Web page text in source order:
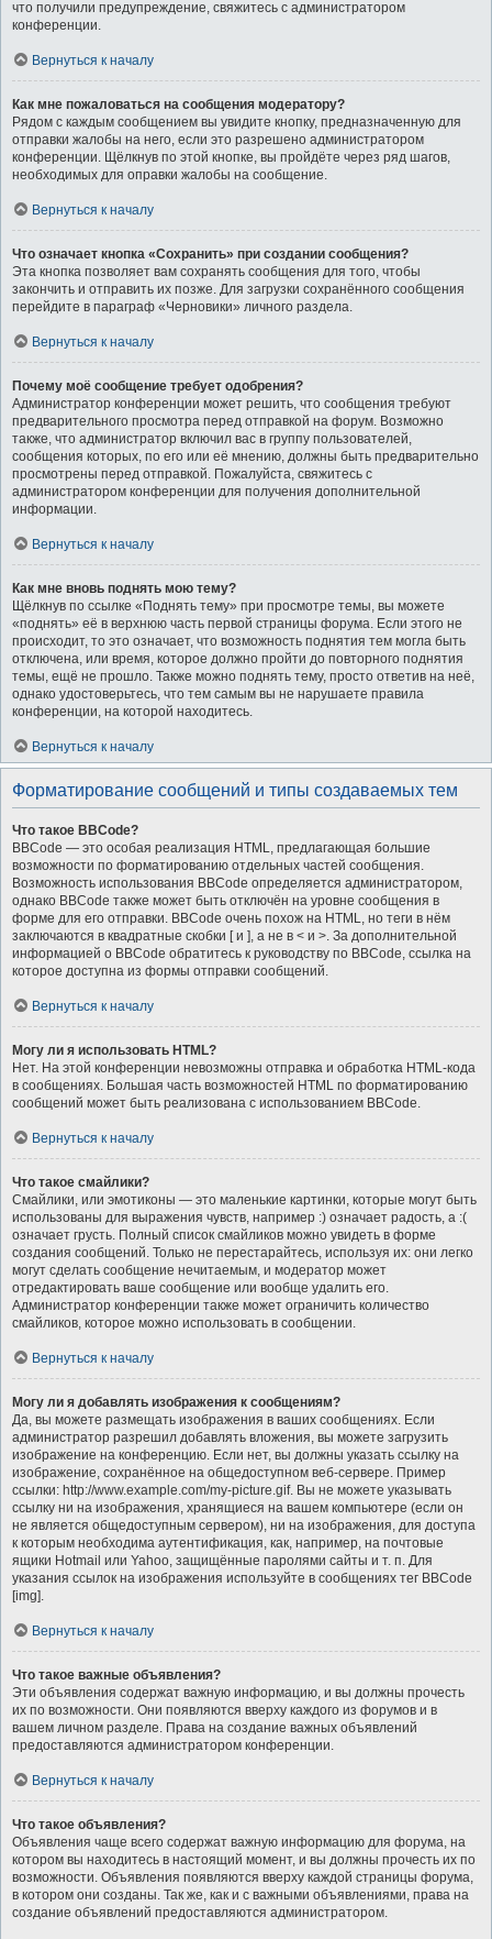
что получили предупреждение, свяжитесь с администратором
конференции.
Вернуться к началу
Как мне пожаловаться на сообщения модератору?
Рядом с каждым сообщением вы увидите кнопку, предназначенную для
отправки жалобы на него, если это разрешено администратором
конференции. Щёлкнув по этой кнопке, вы пройдёте через ряд шагов,
необходимых для оправки жалобы на сообщение.
Вернуться к началу
Что означает кнопка «Сохранить» при создании сообщения?
Эта кнопка позволяет вам сохранять сообщения для того, чтобы
закончить и отправить их позже. Для загрузки сохранённого сообщения
перейдите в параграф «Черновики» личного раздела.
Вернуться к началу
Почему моё сообщение требует одобрения?
Администратор конференции может решить, что сообщения требуют
предварительного просмотра перед отправкой на форум. Возможно
также, что администратор включил вас в группу пользователей,
сообщения которых, по его или её мнению, должны быть предварительно
просмотрены перед отправкой. Пожалуйста, свяжитесь с
администратором конференции для получения дополнительной
информации.
Вернуться к началу
Как мне вновь поднять мою тему?
Щёлкнув по ссылке «Поднять тему» при просмотре темы, вы можете
«поднять» её в верхнюю часть первой страницы форума. Если этого не
происходит, то это означает, что возможность поднятия тем могла быть
отключена, или время, которое должно пройти до повторного поднятия
темы, ещё не прошло. Также можно поднять тему, просто ответив на неё,
однако удостоверьтесь, что тем самым вы не нарушаете правила
конференции, на которой находитесь.
Вернуться к началу
Форматирование сообщений и типы создаваемых тем
Что такое BBCode?
BBCode — это особая реализация HTML, предлагающая большие
возможности по форматированию отдельных частей сообщения.
Возможность использования BBCode определяется администратором,
однако BBCode также может быть отключён на уровне сообщения в
форме для его отправки. BBCode очень похож на HTML, но теги в нём
заключаются в квадратные скобки [ и ], а не в < и >. За дополнительной
информацией о BBCode обратитесь к руководству по BBCode, ссылка на
которое доступна из формы отправки сообщений.
Вернуться к началу
Могу ли я использовать HTML?
Нет. На этой конференции невозможны отправка и обработка HTML-кода
в сообщениях. Большая часть возможностей HTML по форматированию
сообщений может быть реализована с использованием BBCode.
Вернуться к началу
Что такое смайлики?
Смайлики, или эмотиконы — это маленькие картинки, которые могут быть
использованы для выражения чувств, например :) означает радость, а :(
означает грусть. Полный список смайликов можно увидеть в форме
создания сообщений. Только не перестарайтесь, используя их: они легко
могут сделать сообщение нечитаемым, и модератор может
отредактировать ваше сообщение или вообще удалить его.
Администратор конференции также может ограничить количество
смайликов, которое можно использовать в сообщении.
Вернуться к началу
Могу ли я добавлять изображения к сообщениям?
Да, вы можете размещать изображения в ваших сообщениях. Если
администратор разрешил добавлять вложения, вы можете загрузить
изображение на конференцию. Если нет, вы должны указать ссылку на
изображение, сохранённое на общедоступном веб-сервере. Пример
ссылки: http://www.example.com/my-picture.gif. Вы не можете указывать
ссылку ни на изображения, хранящиеся на вашем компьютере (если он
не является общедоступным сервером), ни на изображения, для доступа
к которым необходима аутентификация, как, например, на почтовые
ящики Hotmail или Yahoo, защищённые паролями сайты и т. п. Для
указания ссылок на изображения используйте в сообщениях тег BBCode
[img].
Вернуться к началу
Что такое важные объявления?
Эти объявления содержат важную информацию, и вы должны прочесть
их по возможности. Они появляются вверху каждого из форумов и в
вашем личном разделе. Права на создание важных объявлений
предоставляются администратором конференции.
Вернуться к началу
Что такое объявления?
Объявления чаще всего содержат важную информацию для форума, на
котором вы находитесь в настоящий момент, и вы должны прочесть их по
возможности. Объявления появляются вверху каждой страницы форума,
в котором они созданы. Так же, как и с важными объявлениями, права на
создание объявлений предоставляются администратором.